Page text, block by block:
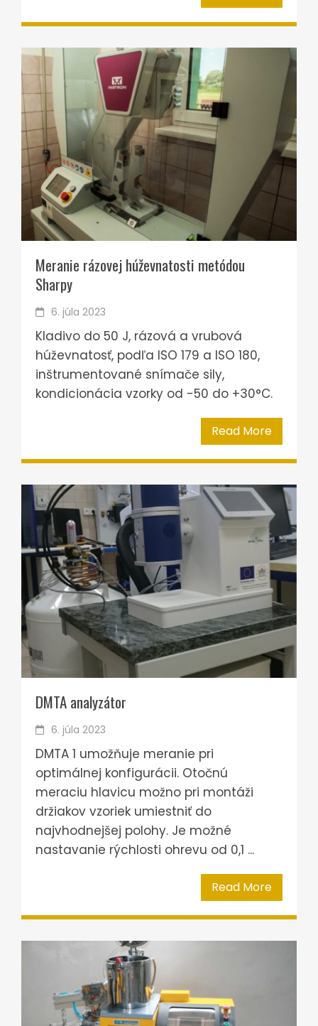
Meranie rázovej húževnatosti metódou
Sharpy
6. júla 2023
Kladivo do 50 J, rázová a vrubová
húževnatosť, podľa ISO 179 a ISO 180,
inštrumentované snímače sily,
kondicionácia vzorky od -50 do +30°C.
Read More
DMTA analyzátor
6. júla 2023
DMTA 1 umožňuje meranie pri
optimálnej konfigurácii. Otočnú
meraciu hlavicu možno pri montáži
držiakov vzoriek umiestniť do
najvhodnejšej polohy. Je možné
nastavanie rýchlosti ohrevu od 0,1 ...
Read More